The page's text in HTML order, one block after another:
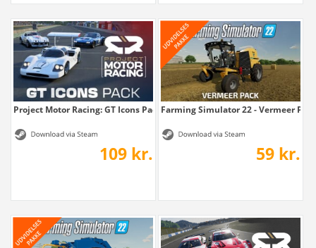
Project Motor Racing: GT Icons Pack
109 kr.
Farming Simulator 22 - Vermeer Pack
59 kr.